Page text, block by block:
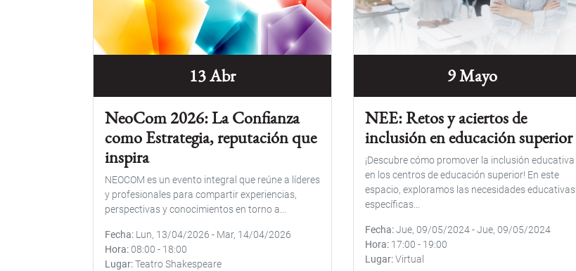
13 Abr
NeoCom 2026: La Confianza
como Estrategia, reputación que
inspira
NEOCOM es un evento integral que reúne a líderes
y profesionales para compartir experiencias,
perspectivas y conocimientos en torno a...
Fecha Lun, 13/04/2026 - Mar, 14/04/2026
Hora 08:00 - 18:00
Lugar Teatro Shakespeare
9 Mayo
NEE: Retos y aciertos de
inclusión en educación superior
¡Descubre cómo promover la inclusión educativa
en los centros de educación superior! En este
espacio, exploramos las necesidades educativas
específicas...
Fecha Jue, 09/05/2024-Jue, 09/05/2024
Hora 17:00 - 19:00
Lugar Virtual